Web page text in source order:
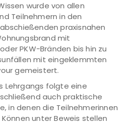
wurde von allen
Teilnehmern in den
praxisnahen
mit
PKW-Bränden bis hin zu
mit eingeklemmten
gemeistert.
Lehrgangs folgte eine
auch praktische
in denen die Teilnehmerinnen
unter Beweis stellen